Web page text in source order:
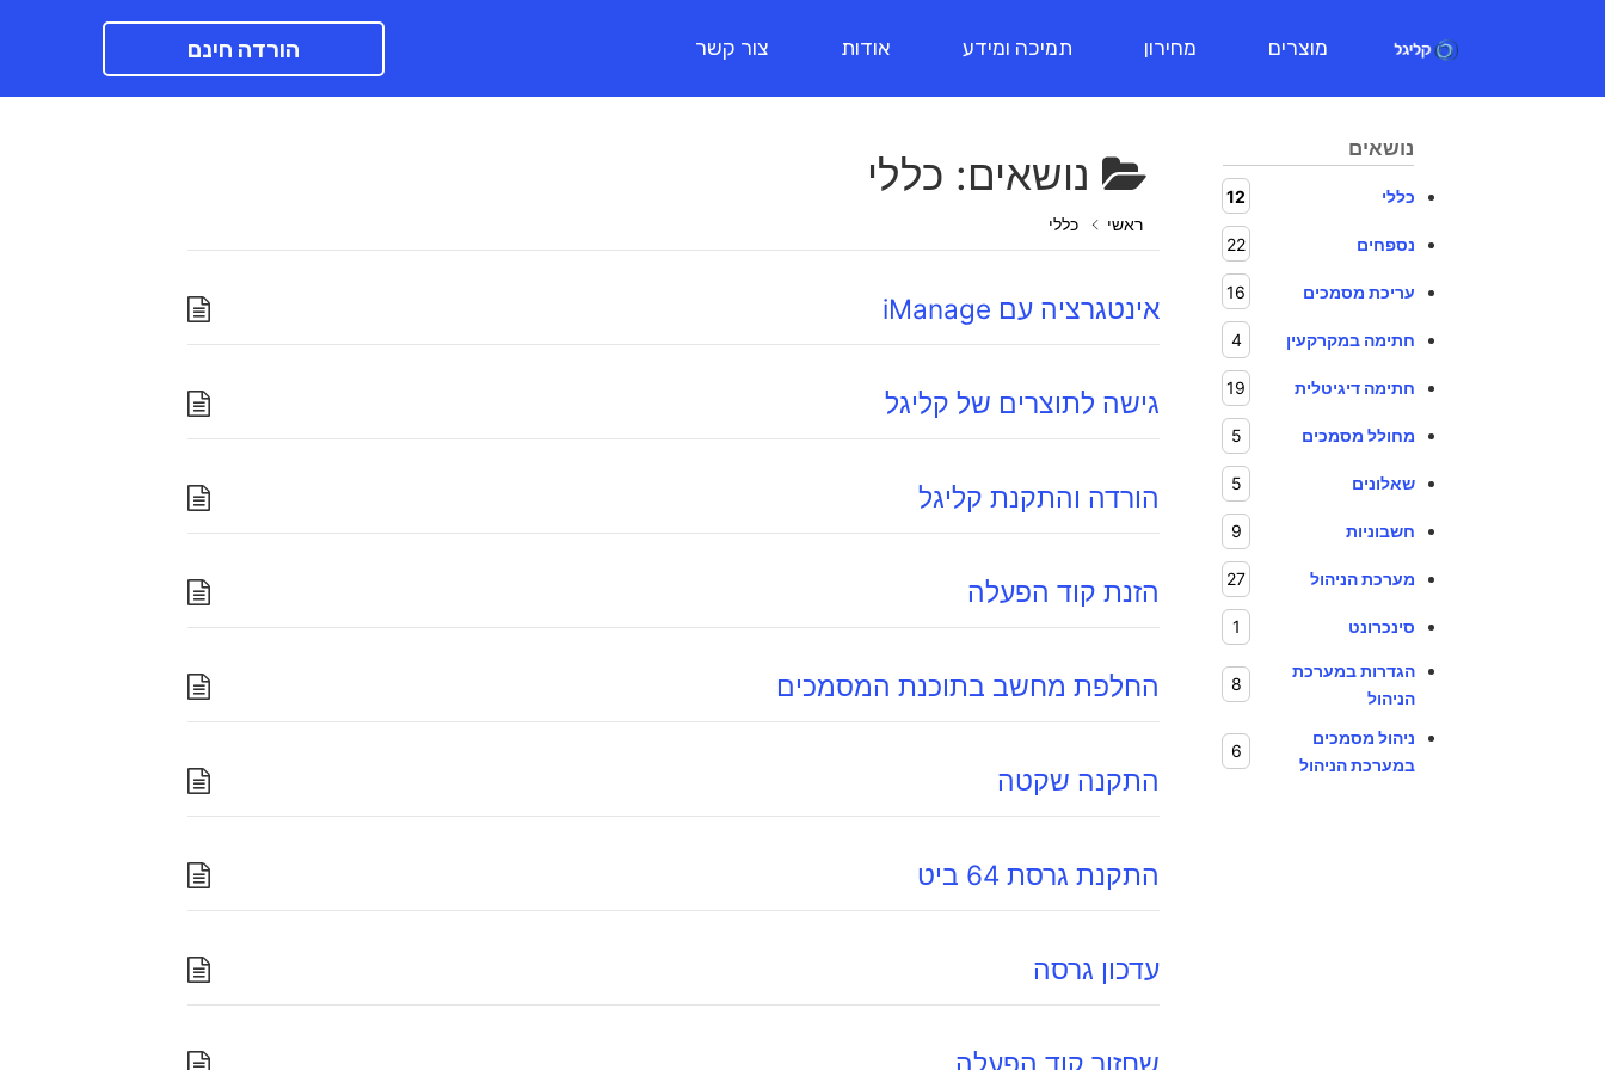
מוצרים מחירון תמיכה ומידע אודות צור קשר הורדה חינם
נושאים
כללי 12
נספחים 22
עריכת מסמכים 16
חתימה במקרקעין 4
חתימה דיגיטלית 19
מחולל מסמכים 5
שאלונים 5
חשבוניות 9
מערכת הניהול 27
סינכרונט 1
הגדרות במערכת
הניהול
8
ניהול מסמכים
במערכת הניהול
6
נושאים: כללי
ראשי כללי
אינטגרציה עם iManage
גישה לתוצרים של קליגל
הורדה והתקנת קליגל
הזנת קוד הפעלה
החלפת מחשב בתוכנת המסמכים
התקנה שקטה
התקנת גרסת 64 ביט
עדכון גרסה
שחזור קוד הפעלה